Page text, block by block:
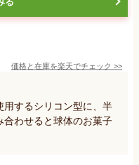
価格と在庫を楽天でチェック >>
するシリコン型に、半
わせると球体のお菓子